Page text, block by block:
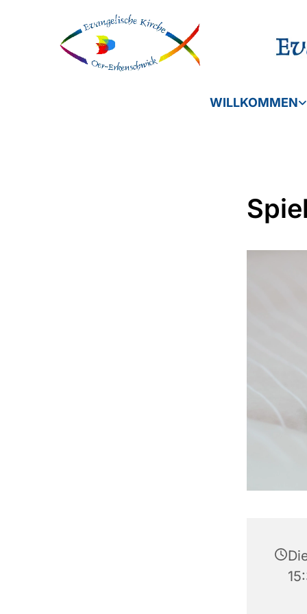
WILLKOMMEN